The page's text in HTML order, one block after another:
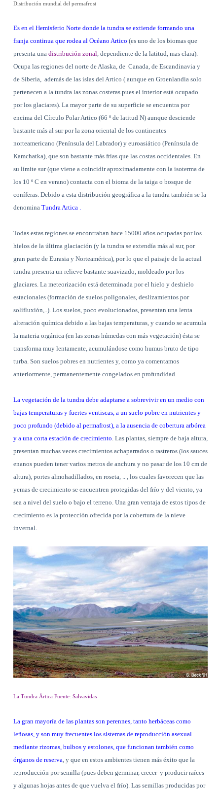
Distribución mundial del permafrost
Es en el Hemisferio Norte donde la tundra se extiende formando una
franja continua que rodea al Océano Artico (es uno de los biomas que
presenta una distribución zonal , dependiente de la latitud, mas clara).
Ocupa las regiones del norte de Alaska, de Canada, de Escandinavia y
de Siberia,
además de las islas del Artico ( aunque en Groenlandia solo
pertenecen a la tundra las zonas costeras pues el interior está ocupado
por los glaciares). La mayor parte de su superficie se encuentra por
encima del Círculo Polar Artico (66 º de latitud N) aunque desciende
bastante más al sur por la zona oriental de los continentes
norteamericano (Península del Labrador) y euroasiático (Península de
Kamchatka), que son bastante más frías que las costas occidentales. En
su límite sur (que viene a coincidir aproximadamente con la isoterma de
los 10 º C en verano) contacta con el bioma de la taiga o bosque de
coníferas. Debido a esta distribución geográfica a la tundra también se la
denomina Tundra Artica .
Todas estas regiones se encontraban hace 15000 años ocupadas por los
hielos de la última glaciación (y la tundra se extendía más al sur, por
gran parte de Eurasia y Norteamérica), por lo que el paisaje de la actual
tundra presenta un relieve bastante suavizado, moldeado por los
glaciares. La meteorización está determinada por el hielo y deshielo
estacionales (formación de suelos poligonales, deslizamientos por
solifluxión,..). Los suelos, poco evolucionados, presentan una lenta
alteración química debido a las bajas temperaturas, y cuando se acumula
la materia orgánica (en las zonas húmedas con más vegetación) ésta se
transforma muy lentamente, acumulándose como humus bruto de tipo
turba. Son suelos pobres en nutrientes y, como ya comentamos
anteriormente, permanentemente congelados en profundidad.
La vegetación de la tundra debe adaptarse a sobrevivir en un medio con
bajas temperaturas y fuertes ventiscas, a un suelo pobre en nutrientes y
poco profundo (debido al permafrost), a la ausencia de cobertura arbórea
y a una corta estación de crecimiento . Las plantas, siempre de baja altura,
presentan muchas veces crecimientos achaparrados o rastreros (los sauces
enanos pueden tener varios metros de anchura y no pasar de los 10 cm de
altura), portes almohadillados, en roseta, .. , los cuales favorecen que las
yemas de crecimiento se encuentren protegidas del frío y del viento, ya
sea a nivel del suelo o bajo el terreno. Una gran ventaja de estos tipos de
crecimiento es la protección ofrecida por la cobertura de la nieve
invernal.
La Tundra Ártica Fuente: Salvavidas
La gran mayoría de las plantas son perennes, tanto herbáceas como
leñosas, y son muy frecuentes los sistemas de reproducción asexual
mediante rizomas, bulbos y estolones, que funcionan también como
órganos de reserva, y que en estos ambientes tienen más éxito que la
reproducción por semilla (pues deben germinar, crecer y producir raíces
y algunas hojas antes de que vuelva el frío). Las semillas producidas por